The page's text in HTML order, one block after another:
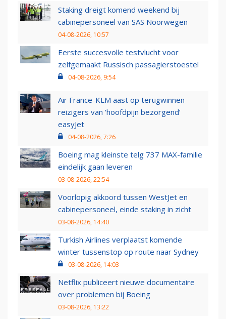
Staking dreigt komend weekend bij
cabinepersoneel van SAS Noorwegen
04-08-2026, 10:57
Eerste succesvolle testvlucht voor
zelfgemaakt Russisch passagierstoestel
04-08-2026, 9:54
Air France-KLM aast op terugwinnen
reizigers van ‘hoofdpijn bezorgend’
easyJet
04-08-2026, 7:26
Boeing mag kleinste telg 737 MAX-familie
eindelijk gaan leveren
03-08-2026, 22:54
Voorlopig akkoord tussen WestJet en
cabinepersoneel, einde staking in zicht
03-08-2026, 14:40
Turkish Airlines verplaatst komende
winter tussenstop op route naar Sydney
03-08-2026, 14:03
Netflix publiceert nieuwe documentaire
over problemen bij Boeing
03-08-2026, 13:22